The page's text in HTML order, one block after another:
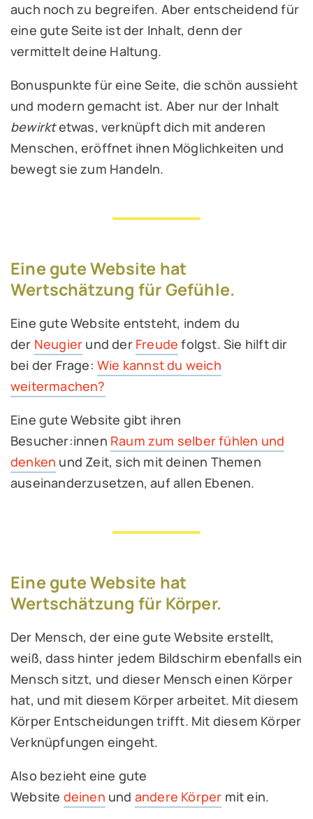
auch noch zu begreifen. Aber entscheidend für
eine gute Seite ist der Inhalt, denn der
vermittelt deine Haltung.
Bonuspunkte für eine Seite, die schön aussieht
und modern gemacht ist. Aber nur der Inhalt
bewirktetwas, verknüpft dich mit anderen
Menschen, eröffnet ihnen Möglichkeiten und
bewegt sie zum Handeln.
Eine gute Website hat
Wertschätzung für Gefühle.
Eine gute Website entsteht, indem du
der Neugier und der Freude folgst. Sie hilft dir
bei der Frage: Wie kannst du weich
weitermachen?
Eine gute Website gibt ihren
Besucher:innen Raum zum selber fühlen und
denken und Zeit, sich mit deinen Themen
auseinanderzusetzen, auf allen Ebenen.
Eine gute Website hat
Wertschätzung für Körper.
Der Mensch, der eine gute Website erstellt,
weiß, dass hinter jedem Bildschirm ebenfalls ein
Mensch sitzt, und dieser Mensch einen Körper
hat, und mit diesem Körper arbeitet. Mit diesem
Körper Entscheidungen trifft. Mit diesem Körper
Verknüpfungen eingeht.
Also bezieht eine gute
Website deinen und andere Körper mit ein.